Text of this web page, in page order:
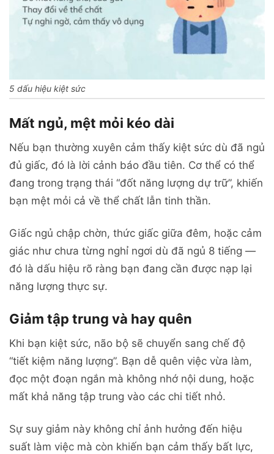
5 dấu hiệu kiệt sức
Mất ngủ, mệt mỏi kéo dài
Nếu bạn thường xuyên cảm thấy kiệt sức dù đã ngủ
đủ giấc, đó là lời cảnh báo đầu tiên. Cơ thể có thể
đang trong trạng thái “đốt năng lượng dự trữ”, khiến
bạn mệt mỏi cả về thể chất lẫn tinh thần.
Giấc ngủ chập chờn, thức giấc giữa đêm, hoặc cảm
giác như chưa từng nghỉ ngơi dù đã ngủ 8 tiếng —
đó là dấu hiệu rõ ràng bạn đang cần được nạp lại
năng lượng thực sự.
Giảm tập trung và hay quên
Khi bạn kiệt sức, não bộ sẽ chuyển sang chế độ
“tiết kiệm năng lượng”. Bạn dễ quên việc vừa làm,
đọc một đoạn ngắn mà không nhớ nội dung, hoặc
mất khả năng tập trung vào các chi tiết nhỏ.
Sự suy giảm này không chỉ ảnh hưởng đến hiệu
suất làm việc mà còn khiến bạn cảm thấy bất lực,